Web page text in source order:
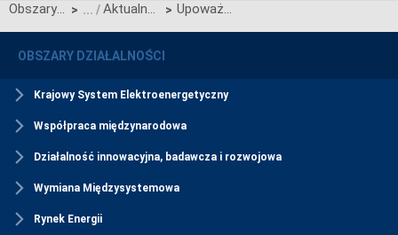
Obszary działalności > Aktualności Portalu Partnera Biznesowego > Upoważnienie do pełnienia roli Administratora Bezpieczeństwa Partnera Biznesowego – dodatkowe wytyczne
OBSZARY DZIAŁALNOŚCI
Krajowy System Elektroenergetyczny
Współpraca międzynarodowa
Działalność innowacyjna, badawcza i rozwojowa
Wymiana Międzysystemowa
Rynek Energii